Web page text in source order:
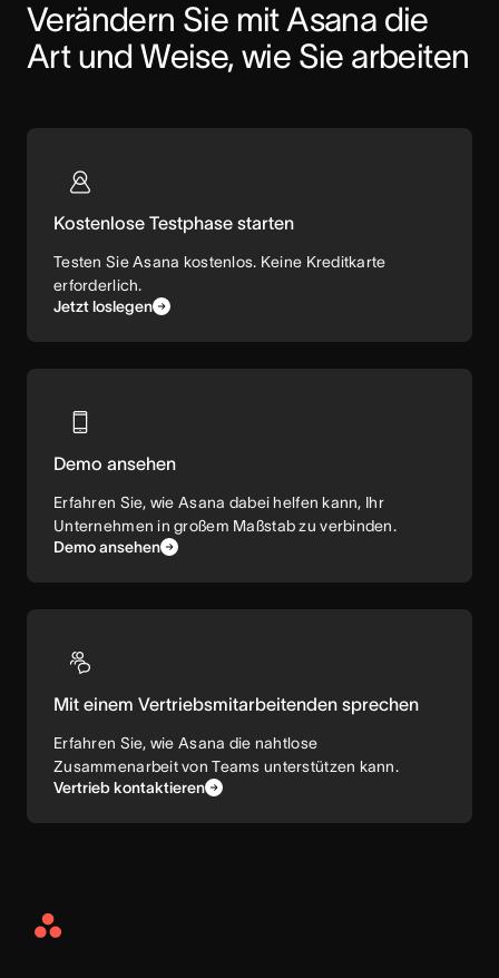
Verändern Sie mit Asana die
Art und Weise, wie Sie arbeiten
Kostenlose Testphase starten
Testen Sie Asana kostenlos. Keine Kreditkarte
erforderlich.
Jetzt loslegen
Demo ansehen
Erfahren Sie, wie Asana dabei helfen kann, Ihr
Unternehmen in großem Maßstab zu verbinden.
Demo ansehen
Mit einem Vertriebsmitarbeitenden sprechen
Erfahren Sie, wie Asana die nahtlose
Zusammenarbeit von Teams unterstützen kann.
Vertrieb kontaktieren
Asana